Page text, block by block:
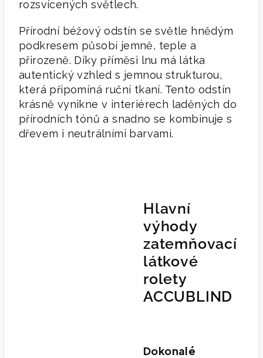
rozsvícených světlech.
Přírodní béžový odstín se světle hnědým
podkresem působí jemně, teple a
přirozeně. Díky příměsi lnu má látka
autentický vzhled s jemnou strukturou,
která připomíná ruční tkaní. Tento odstín
krásně vynikne v interiérech laděných do
přírodních tónů a snadno se kombinuje s
dřevem i neutrálními barvami.
Hlavní
výhody
zatemňovací
látkové
rolety
ACCUBLIND
Dokonalé